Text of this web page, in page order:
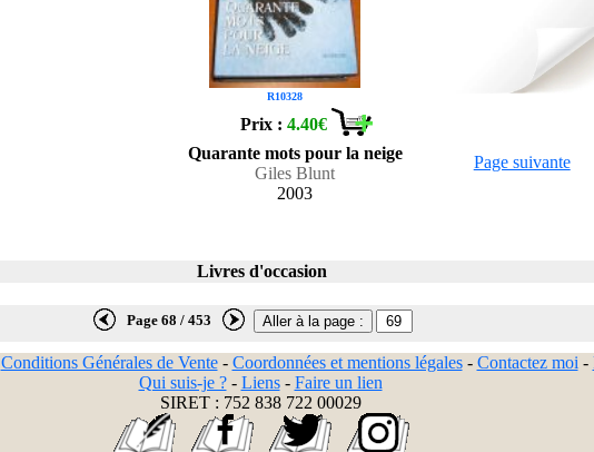
R10328
Prix :4.40€
Quarante mots pour la neige
Giles Blunt
2003
Page suivante
Livres d'occasion
Page 68 / 453
Conditions Générales de Vente- Coordonnées et mentions légales- Contactez moi -
Qui suis-je ?- Liens- Faire un lien
SIRET : 752 838 722 00029